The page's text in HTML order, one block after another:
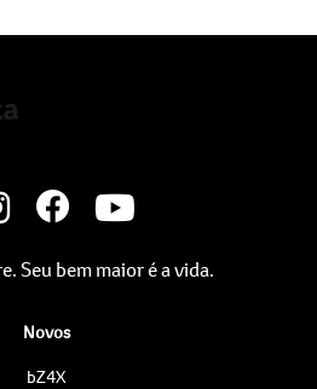
Seu bem maior é a vida.
Novos
bZ4X